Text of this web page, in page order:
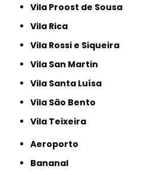
Vila Proost de Sousa
Vila Rica
Vila Rossi e Siqueira
Vila San Martin
Vila Santa Luísa
Vila São Bento
Vila Teixeira
Aeroporto
Bananal